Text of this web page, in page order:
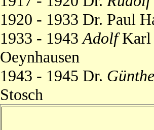
1920 - 1933 Dr. Paul
1933 - 1943 AdolfKarl
Oeynhausen
1943 - 1945 Dr.
Stosch